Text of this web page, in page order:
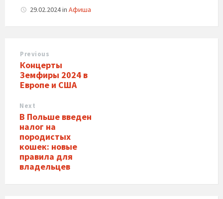
29.02.2024in Афиша
Previous
Концерты
Земфиры 2024 в
Европе и США
Next
В Польше введен
налог на
породистых
кошек: новые
правила для
владельцев